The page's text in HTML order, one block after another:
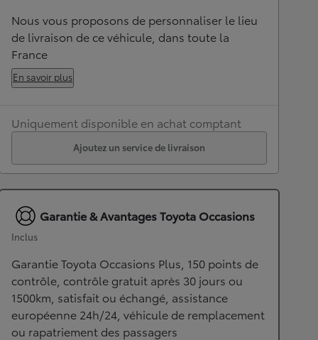
Nous vous proposons de personnaliser le lieu
de livraison de ce véhicule, dans toute la
France
En savoir plus
Uniquement disponible en achat comptant
Ajoutez un service de livraison
Garantie & Avantages Toyota Occasions
Inclus
Garantie Toyota Occasions Plus, 150 points de
contrôle, contrôle gratuit après 30 jours ou
1500km, satisfait ou échangé, assistance
européenne 24h/24, véhicule de remplacement
ou rapatriement des passagers